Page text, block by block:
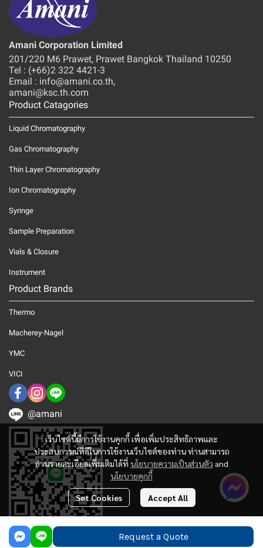
Request a Quote
เว็บไซต์นี้มีการใช้งานคุกกี้ เพื่อเพิ่มประสิทธิภาพและ
ประสบการณ์ที่ดีในการใช้งานเว็บไซต์ของท่าน ท่านสามารถ
อ่านรายละเอียดเพิ่มเติมได้ที่ นโยบายความเป็นส่วนตัว and
นโยบายคุกกี้
Set Cookies Accept All
Amani Corporation Limited
201/220 M6 Prawet, Prawet Bangkok Thailand 10250
Tel : (+66)2 322 4421-3
Email : info@amani.co.th,
amani@ksc.th.com
Product Catagories
Liquid Chromatography
Gas Chromatography
Thin Layer Chromatography
Ion Chromatography
Syringe
Sample Preparation
Vials & Closure
Instrument
Product Brands
Thermo
Macherey-Nagel
YMC
VICI
@amani